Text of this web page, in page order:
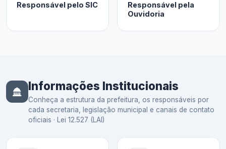
Responsável pelo SIC
Responsável pela
Ouvidoria
Informações Institucionais
Conheça a estrutura da prefeitura, os responsáveis por
cada secretaria, legislação municipal e canais de contato
oficiais · Lei 12.527 (LAI)